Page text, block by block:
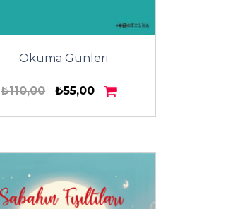
Okuma Günleri
₺110,00 ₺55,00